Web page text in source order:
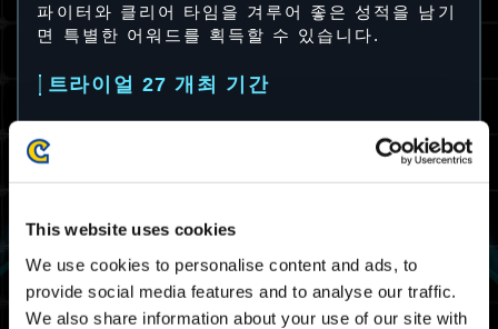
This website uses cookies
We use cookies to personalise content and ads, to
provide social media features and to analyse our traffic.
We also share information about your use of our site with
파이터와 클리어 타임을 겨루어 좋은 성적을 남기
면 특별한 어워드를 획득할 수 있습니다.
트라이얼 27 개최 기간
23/02 2024 03:00 UTC ～ 27/02 2024 02:59
UTC
02/22 2024 19:00 PST ～ 02/26 2024 18:59
궤도 엘리베이터